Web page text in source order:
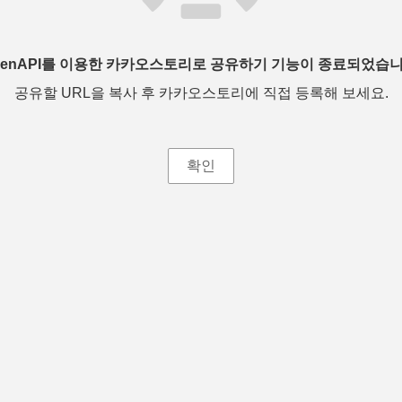
를 이용한 카카오스토리로 공유하기 기능이 종료되었습
공유할 URL을 복사 후 카카오스토리에 직접 등록해 보세요.
확인